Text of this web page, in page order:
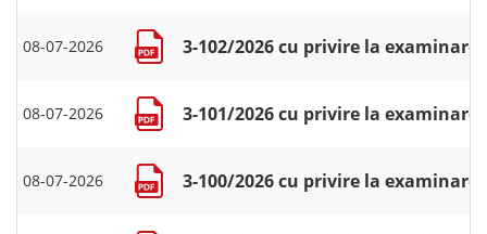
08-07-2026 3-102/2026 cu privire la
08-07-2026 3-101/2026 cu privire la
08-07-2026 3-100/2026 cu privire la